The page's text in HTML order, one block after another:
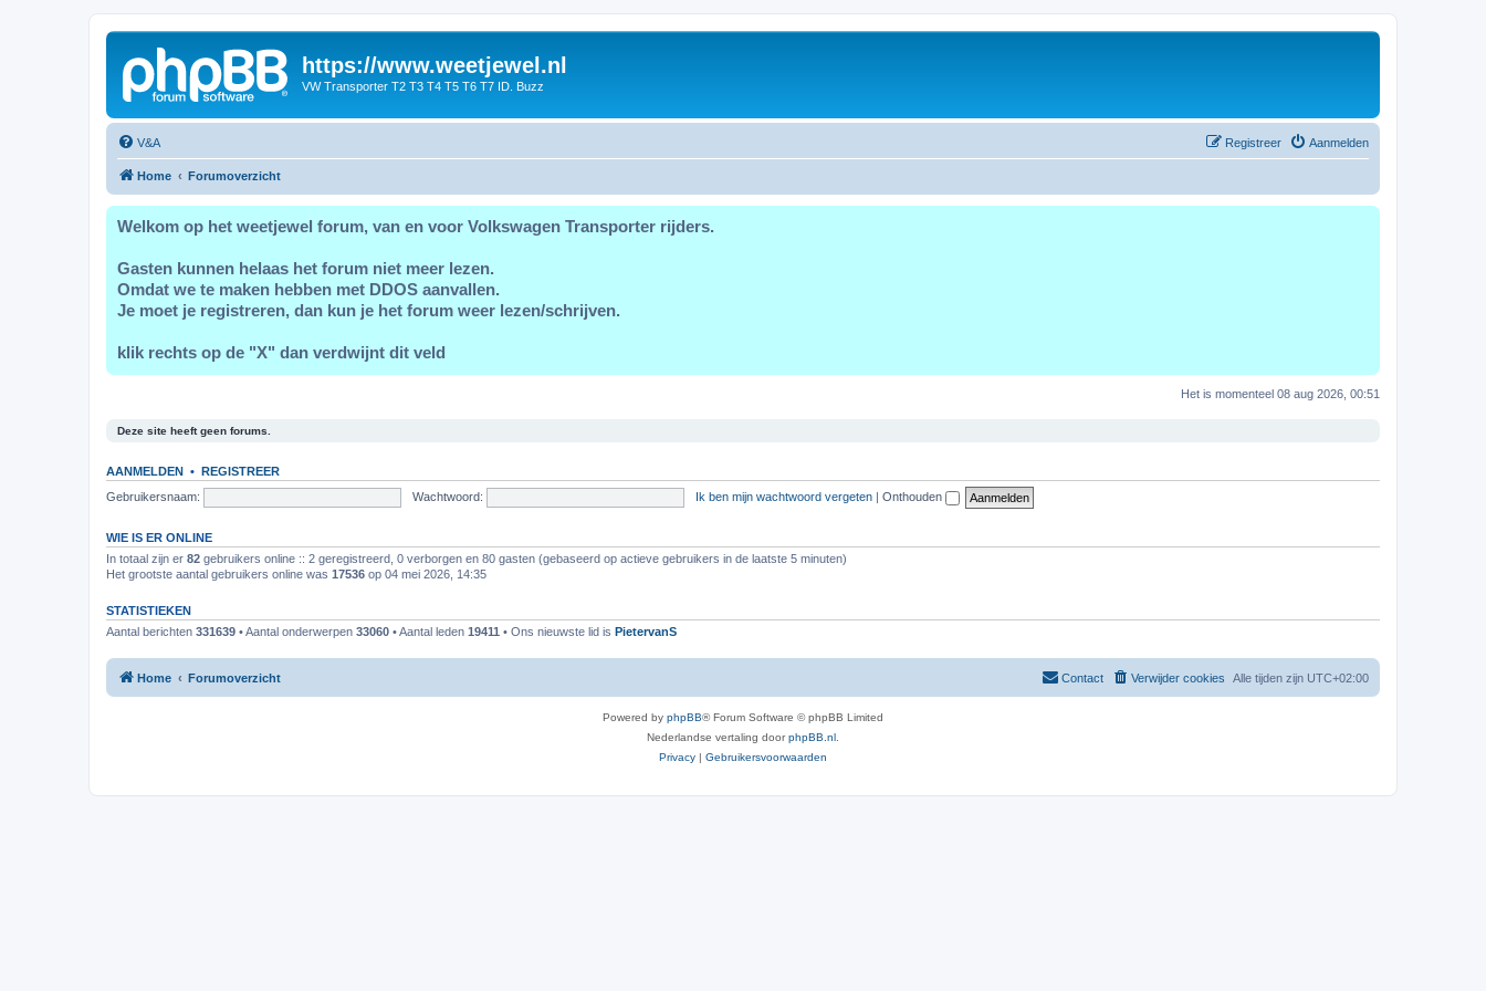
https://www.weetjewel.nl
VW Transporter T2 T3 T4 T5 T6 T7 ID. Buzz
V&A Aanmelden
Registreer
Home Forumoverzicht
Welkom op het weetjewel forum, van en voor Volkswagen Transporter rijders.
Gasten kunnen helaas het forum niet meer lezen.
Omdat we te maken hebben met DDOS aanvallen.
Je moet je registreren, dan kun je het forum weer lezen/schrijven.
klik rechts op de "X" dan verdwijnt dit veld
Het is momenteel 08 aug 2026, 00:51
Deze site heeft geen forums.
AANMELDEN • REGISTREER
Gebruikersnaam:
Wachtwoord: Ik ben mijn wachtwoord vergeten | Onthouden
WIE IS ER ONLINE
In totaal zijn er 82 gebruikers online :: 2 geregistreerd, 0 verborgen en 80 gasten (gebaseerd op actieve gebruikers in de laatste 5 minuten)
Het grootste aantal gebruikers online was 17536 op 04 mei 2026, 14:35
STATISTIEKEN
Aantal berichten 331639 • Aantal onderwerpen 33060 • Aantal leden 19411 • Ons nieuwste lid is PietervanS
Home Forumoverzicht Alle tijden zijn UTC+02:00
Verwijder cookies
Contact
Powered by phpBB® Forum Software © phpBB Limited
Nederlandse vertaling doorphpBB.nl
Privacy | Gebruikersvoorwaarden